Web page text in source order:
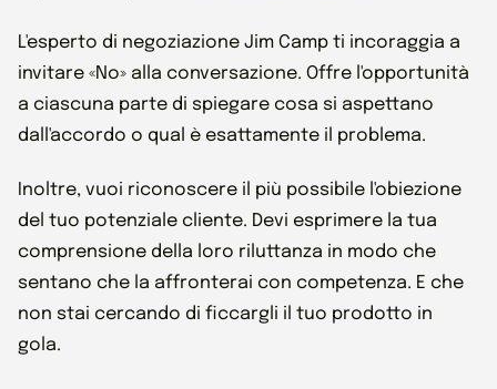
L'esperto di negoziazione Jim Camp ti incoraggia a
invitare «No» alla conversazione. Offre l'opportunità
a ciascuna parte di spiegare cosa si aspettano
dall'accordo o qual è esattamente il problema.
Inoltre, vuoi riconoscere il più possibile l'obiezione
del tuo potenziale cliente. Devi esprimere la tua
comprensione della loro riluttanza in modo che
sentano che la affronterai con competenza. E che
non stai cercando di ficcargli il tuo prodotto in
gola.